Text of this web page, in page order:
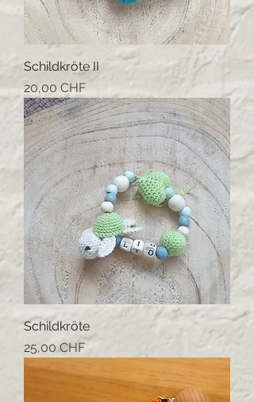
Schildkröte II
Prix
20,00 CHF
Schildkröte
Prix
25,00 CHF